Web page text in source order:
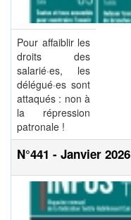
Pour affaiblir les
droits des
salarié·es, les
délégué·es sont
attaqués : non à
la répression
patronale !
N°441 - Janvier 2026